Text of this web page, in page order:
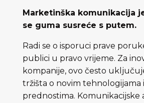
Marketinška komunikacija
se guma susreće s putem.
Radi se o isporuci prave
publici u pravo vrijeme. Za
kompanije, ovo često
tržišta o novim tehnologijama
prednostima. Komunikacijske